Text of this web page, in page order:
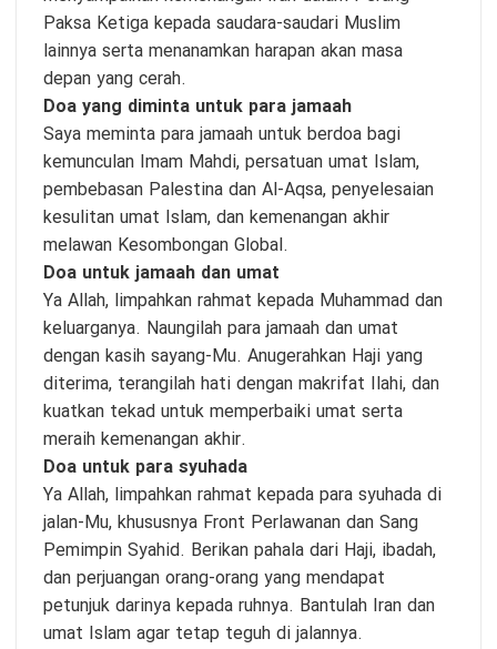
Paksa Ketiga kepada saudara-saudari Muslim
lainnya serta menanamkan harapan akan masa
depan yang cerah.
Doa yang diminta untuk para jamaah
Saya meminta para jamaah untuk berdoa bagi
kemunculan Imam Mahdi, persatuan umat Islam,
pembebasan Palestina dan Al-Aqsa, penyelesaian
kesulitan umat Islam, dan kemenangan akhir
melawan Kesombongan Global.
Doa untuk jamaah dan umat
Ya Allah, limpahkan rahmat kepada Muhammad dan
keluarganya. Naungilah para jamaah dan umat
dengan kasih sayang-Mu. Anugerahkan Haji yang
diterima, terangilah hati dengan makrifat Ilahi, dan
kuatkan tekad untuk memperbaiki umat serta
meraih kemenangan akhir.
Doa untuk para syuhada
Ya Allah, limpahkan rahmat kepada para syuhada di
jalan-Mu, khususnya Front Perlawanan dan Sang
Pemimpin Syahid. Berikan pahala dari Haji, ibadah,
dan perjuangan orang-orang yang mendapat
petunjuk darinya kepada ruhnya. Bantulah Iran dan
umat Islam agar tetap teguh di jalannya.